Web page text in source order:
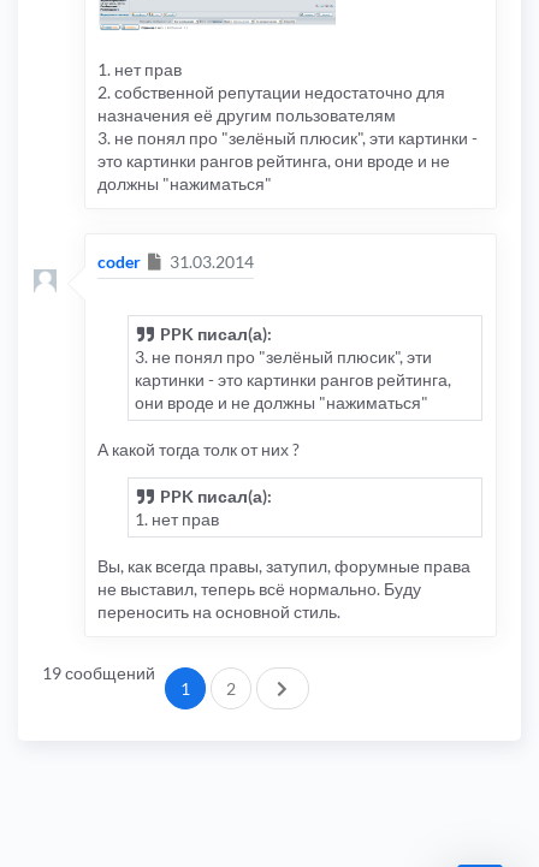
1. нет прав
2. собственной репутации недостаточно для
назначения её другим пользователям
3. не понял про "зелёный плюсик", эти картинки -
это картинки рангов рейтинга, они вроде и не
должны "нажиматься"
coder Сообщение
31.03.2014
PPK писал(а):
3. не понял про "зелёный плюсик", эти
картинки - это картинки рангов рейтинга,
они вроде и не должны "нажиматься"
А какой тогда толк от них ?
PPK писал(а):
1. нет прав
Вы, как всегда правы, затупил, форумные права
не выставил, теперь всё нормально. Буду
переносить на основной стиль.
19 сообщений
1 2 След.